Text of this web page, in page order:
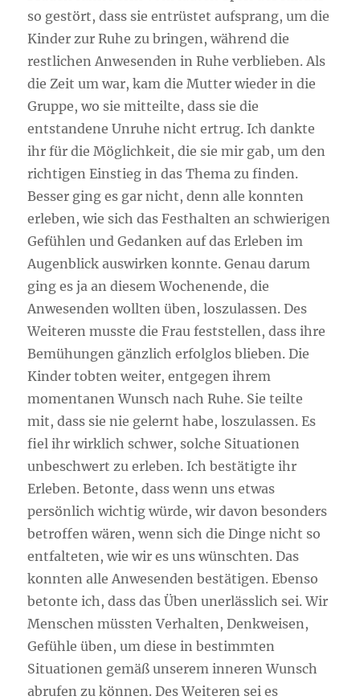
so gestört, dass sie entrüstet aufsprang, um die
Kinder zur Ruhe zu bringen, während die
restlichen Anwesenden in Ruhe verblieben. Als
die Zeit um war, kam die Mutter wieder in die
Gruppe, wo sie mitteilte, dass sie die
entstandene Unruhe nicht ertrug. Ich dankte
ihr für die Möglichkeit, die sie mir gab, um den
richtigen Einstieg in das Thema zu finden.
Besser ging es gar nicht, denn alle konnten
erleben, wie sich das Festhalten an schwierigen
Gefühlen und Gedanken auf das Erleben im
Augenblick auswirken konnte. Genau darum
ging es ja an diesem Wochenende, die
Anwesenden wollten üben, loszulassen. Des
Weiteren musste die Frau feststellen, dass ihre
Bemühungen gänzlich erfolglos blieben. Die
Kinder tobten weiter, entgegen ihrem
momentanen Wunsch nach Ruhe. Sie teilte
mit, dass sie nie gelernt habe, loszulassen. Es
fiel ihr wirklich schwer, solche Situationen
unbeschwert zu erleben. Ich bestätigte ihr
Erleben. Betonte, dass wenn uns etwas
persönlich wichtig würde, wir davon besonders
betroffen wären, wenn sich die Dinge nicht so
entfalteten, wie wir es uns wünschten. Das
konnten alle Anwesenden bestätigen. Ebenso
betonte ich, dass das Üben unerlässlich sei. Wir
Menschen müssten Verhalten, Denkweisen,
Gefühle üben, um diese in bestimmten
Situationen gemäß unserem inneren Wunsch
abrufen zu können. Des Weiteren sei es